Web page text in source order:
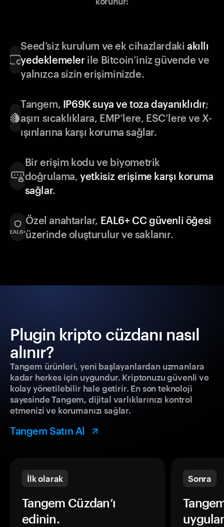
Seed’siz kurulum ve ek cihazlardakiakıllı
yedeklemelerile Bitcoin’iniz güvende ve
yalnızca sizin erişiminizde.
Tangem, IP69K suya ve toza dayanıklıdır;
aşırı sıcaklıklara, EMP’lere, ESC’lere ve X-
ışınlarına karşı koruma sağlar.
Bir erişim kodu ve biyometrik
doğrulama,yetkisiz erişime karşı koruma
sağlar.
Özel anahtarlar, EAL6+ CC güvenli öğesi
üzerinde oluşturulur ve saklanır.
Plugin kripto cüzdanı nasıl
alınır?
Tangem ürünleri, yeni başlayanlardan uzmanlara
kadar herkes için uygundur. Kriptonuzu güvenli ve
kolay yönetilebilir hale getirir. En son teknoloji
sayesinde Tangem, dijital varlıklarınızı kontrol
etmenizi ve korumanızı sağlar.
Tangem Satın Al
İlk olarak
Tangem Cüzdan’ı
edinin.
Sonra